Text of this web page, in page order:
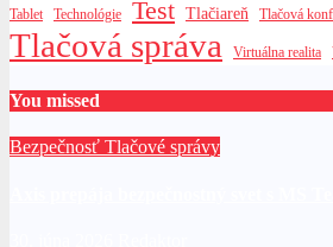
Tablet Technológie Test Tlačiareň Tlačová
Tlačová správa Virtuálna realita
You missed
Bezpečnosť Tlačové správy